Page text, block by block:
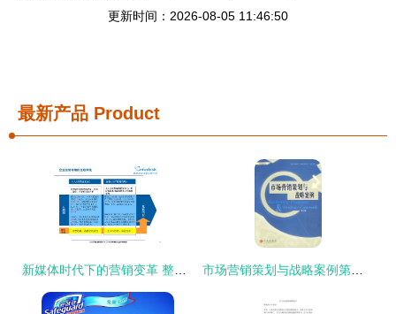
更新时间：2026-08-05 11:46:50
最新产品 Product